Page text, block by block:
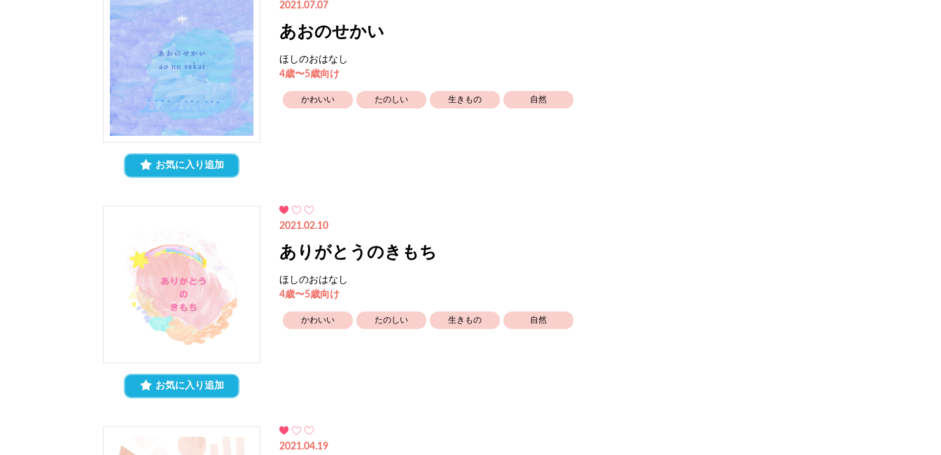
お気に入り追加
2021.07.07
あおのせかい
ほしのおはなし
4歳〜5歳向け
かわいい たのしい 生きもの 自然
お気に入り追加
2021.02.10
ありがとうのきもち
ほしのおはなし
4歳〜5歳向け
かわいい たのしい 生きもの 自然
2021.04.19